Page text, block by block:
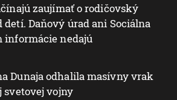
zaujímať o rodičovský
detí. Daňový úrad ani Sociálna
informácie nedajú
Dunaja odhalila masívny vrak
svetovej vojny